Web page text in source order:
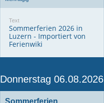
Text
Sommerferien 2026 in
Luzern - Importiert von
Ferienwiki
Donnerstag 06.08.2026
Sommerferien